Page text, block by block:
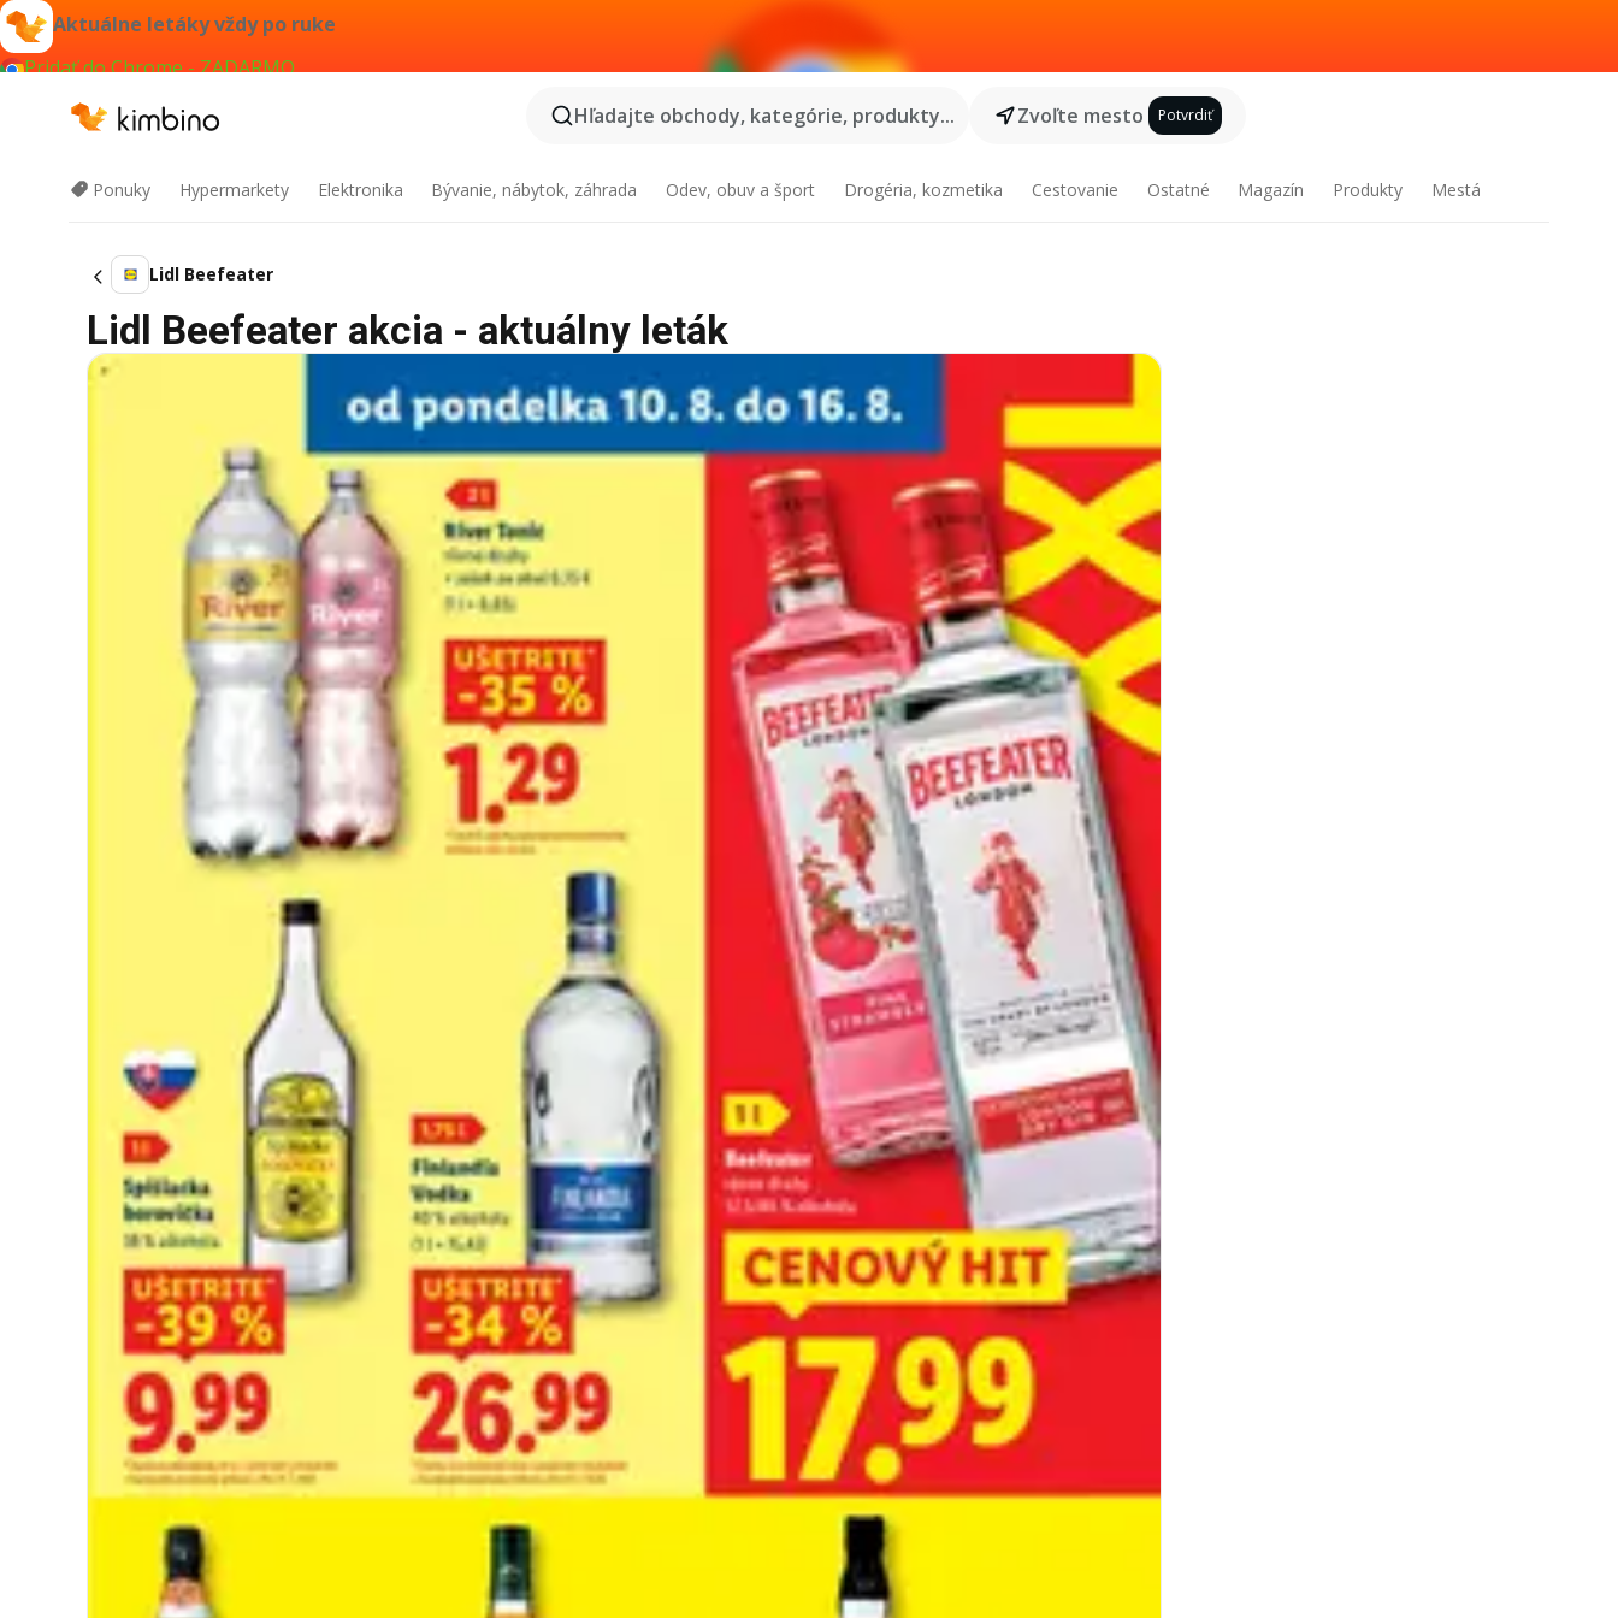
Aktuálne letáky vždy po ruke
Pridať do Chrome - ZADARMO
Hľadajte obchody, kategórie, produkty...
Zvoľte mesto Potvrdiť
Ponuky Hypermarkety Elektronika Bývanie, nábytok, záhrada Odev, obuv a šport Drogéria, kozmetika Cestovanie Ostatné Magazín Produkty Mestá
Lidl Beefeater
Lidl Beefeater akcia - aktuálny leták